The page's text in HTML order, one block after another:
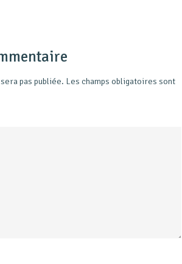
pas publiée. Les champs obligatoires sont